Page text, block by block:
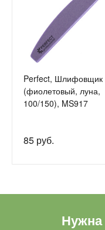
Perfect, Шлифовщик
(фиолетовый, луна,
100/150), MS917
85 руб.
Нужна